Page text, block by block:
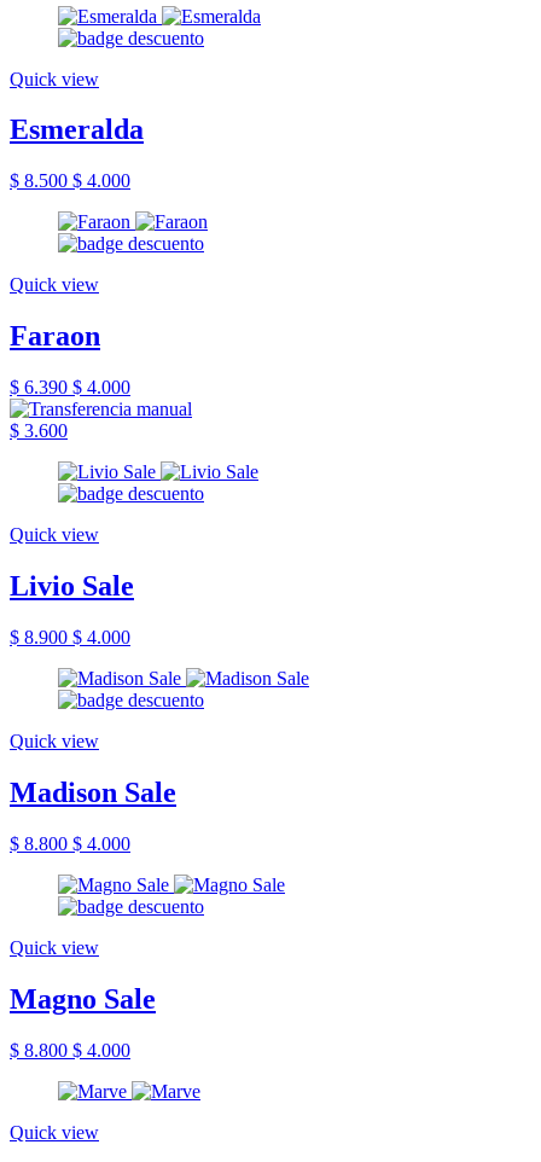
Quick view
Esmeralda
$ 8.500 $ 4.000
Quick view
Faraon
$ 6.390 $ 4.000
$ 3.600
Quick view
Livio Sale
$ 8.900 $ 4.000
Quick view
Madison Sale
$ 8.800 $ 4.000
Quick view
Magno Sale
$ 8.800 $ 4.000
Quick view